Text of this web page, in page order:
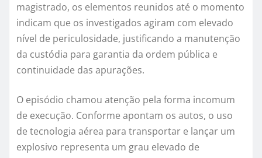
magistrado, os elementos reunidos até o momento
indicam que os investigados agiram com elevado
nível de periculosidade, justificando a manutenção
da custódia para garantia da ordem pública e
continuidade das apurações.
O episódio chamou atenção pela forma incomum
de execução. Conforme apontam os autos, o uso
de tecnologia aérea para transportar e lançar um
explosivo representa um grau elevado de